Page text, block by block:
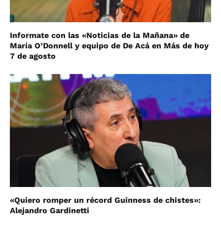
Informate con las «Noticias de la Mañana» de
María O’Donnell y equipo de De Acá en Más de hoy
7 de agosto
«Quiero romper un récord Guinness de chistes»:
Alejandro Gardinetti